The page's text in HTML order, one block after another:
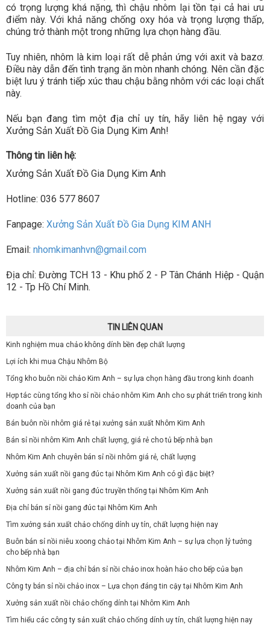
có trọng lượng khá nặng, thì chậu nhôm lại tồn tại cả hai ưu
điểm này. Với khả năng chống oxy hóa và trọng lượng thấp,
chúng trở thành một trong những lựa chọn hàng đầu.
Tuy nhiên, nhôm là kim loại rất dễ phản ứng với axit và bazơ.
Điều này dẫn đến tình trạng ăn mòn nhanh chóng. Nên cần đặc
biệt lưu ý tránh tiếp xúc thau chậu bằng nhôm với các loại chất
này.
Nếu bạn đang tìm một địa chỉ uy tín, hãy liên hệ ngay với
Xưởng Sản Xuất Đồ Gia Dụng Kim Anh!
Thông tin liên hệ:
Xưởng Sản Xuất Đồ Gia Dụng Kim Anh
Hotline: 036 577 8607
Fanpage: Xưởng Sản Xuất Đồ Gia Dụng KIM ANH
Email: nhomkimanhvn@gmail.com
Địa chỉ: Đường TCH 13 - Khu phố 2 - P Tân Chánh Hiệp - Quận
12 - Tp Hồ Chí Minh.
TIN LIÊN QUAN
Kinh nghiệm mua chảo không dính bền đẹp chất lượng
Lợi ích khi mua Chậu Nhôm Bộ
Tổng kho buôn nồi chảo Kim Anh – sự lựa chọn hàng đầu trong kinh doanh
Hợp tác cùng tổng kho sỉ nồi chảo nhôm Kim Anh cho sự phát triển trong kinh
doanh của bạn
Bán buôn nồi nhôm giá rẻ tại xưởng sản xuất Nhôm Kim Anh
Bán sỉ nồi nhôm Kim Anh chất lượng, giá rẻ cho tủ bếp nhà bạn
Nhôm Kim Anh chuyên bán sỉ nồi nhôm giá rẻ, chất lượng
Xưởng sản xuất nồi gang đúc tại Nhôm Kim Anh có gì đặc biệt?
Xưởng sản xuất nồi gang đúc truyền thống tại Nhôm Kim Anh
Địa chỉ bán sỉ nồi gang đúc tại Nhôm Kim Anh
Tìm xưởng sản xuất chảo chống dính uy tín, chất lượng hiện nay
Buôn bán sỉ nồi niêu xoong chảo tại Nhôm Kim Anh – sự lựa chọn lý tưởng
cho bếp nhà bạn
Nhôm Kim Anh – địa chỉ bán sỉ nồi chảo inox hoàn hảo cho bếp của bạn
Công ty bán sỉ nồi chảo inox – Lựa chọn đáng tin cậy tại Nhôm Kim Anh
Xưởng sản xuất nồi chảo chống dính tại Nhôm Kim Anh
Tìm hiểu các công ty sản xuất chảo chống dính uy tín, chất lượng hiện nay